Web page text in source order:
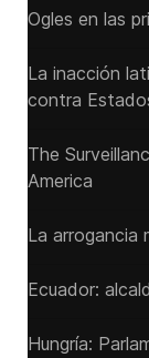
Ogles en las
La inacción
contra
The
America
La arrogancia
Ecuador:
Hungría: